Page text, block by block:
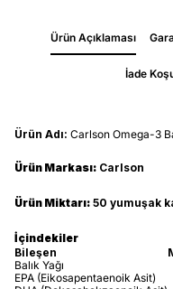
Ürün Açıklaması
İade
Ürün Adı: Carlson Omega-3
Ürün Markası: Carlson
Ürün Miktarı: 50 yumuşak
İçindekiler
Bileşen
Balık Yağı
EPA (Eikosapentaenoik Asit)